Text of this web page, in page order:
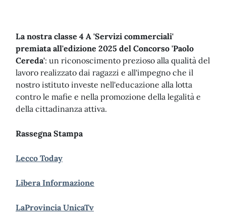
La nostra classe 4 A 'Servizi commerciali'
premiata all'edizione 2025 del Concorso 'Paolo
Cereda': un riconoscimento prezioso alla qualità del
lavoro realizzato dai ragazzi e all'impegno che il
nostro istituto investe nell'educazione alla lotta
contro le mafie e nella promozione della legalità e
della cittadinanza attiva.
Rassegna Stampa
Lecco Today
Libera Informazione
LaProvincia UnicaTv